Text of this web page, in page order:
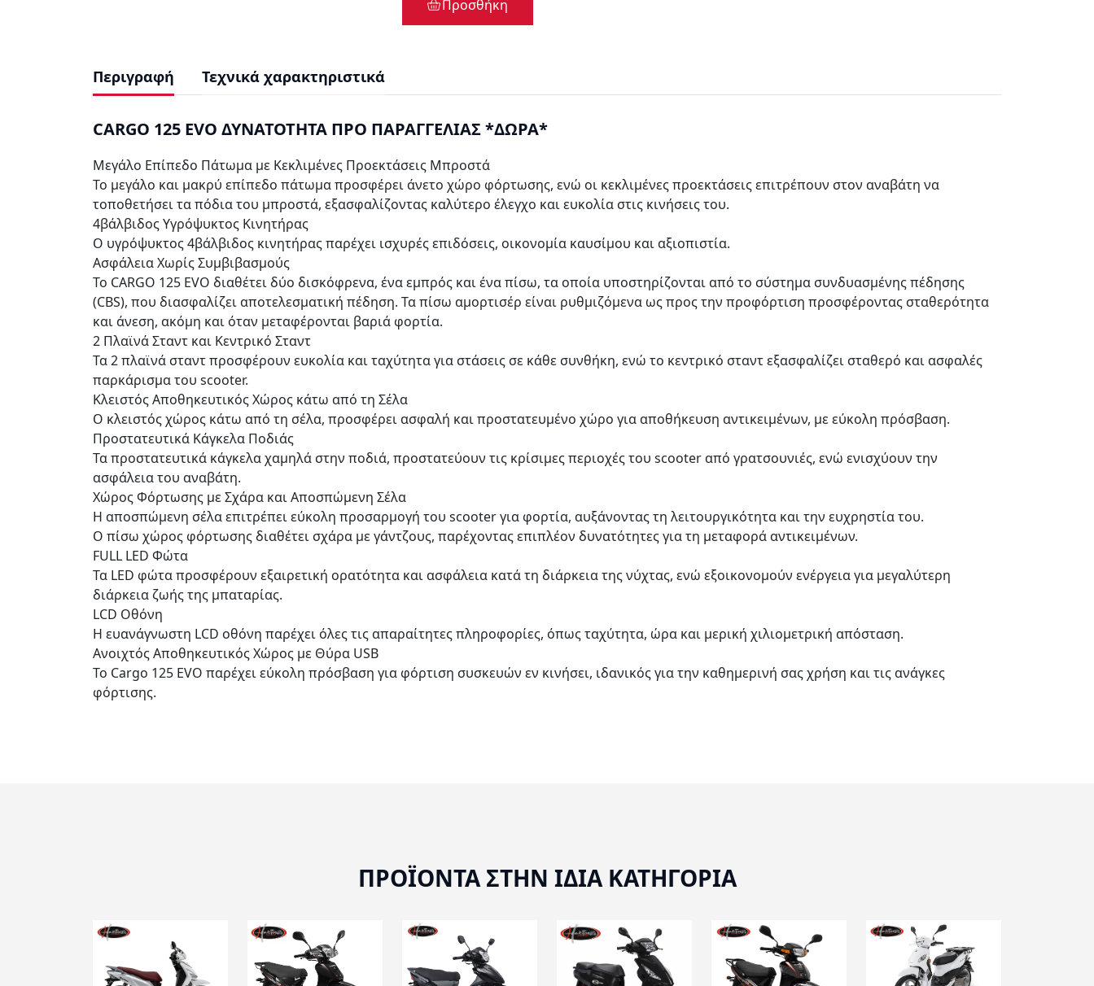
Προσθήκη
Περιγραφή Τεχνικά χαρακτηριστικά
CARGO 125 EVO ΔΥΝΑΤΟΤΗΤΑ ΠΡΟ ΠΑΡΑΓΓΕΛΙΑΣ *ΔΩΡΑ*
Μεγάλο Επίπεδο Πάτωμα με Κεκλιμένες Προεκτάσεις Μπροστά
Το μεγάλο και μακρύ επίπεδο πάτωμα προσφέρει άνετο χώρο φόρτωσης, ενώ οι κεκλιμένες προεκτάσεις επιτρέπουν στον αναβάτη να
τοποθετήσει τα πόδια του μπροστά, εξασφαλίζοντας καλύτερο έλεγχο και ευκολία στις κινήσεις του.
4βάλβιδος Υγρόψυκτος Κινητήρας
Ο υγρόψυκτος 4βάλβιδος κινητήρας παρέχει ισχυρές επιδόσεις, οικονομία καυσίμου και αξιοπιστία.
Ασφάλεια Χωρίς Συμβιβασμούς
Το CARGO 125 EVO διαθέτει δύο δισκόφρενα, ένα εμπρός και ένα πίσω, τα οποία υποστηρίζονται από το σύστημα συνδυασμένης πέδησης
(CBS), που διασφαλίζει αποτελεσματική πέδηση. Τα πίσω αμορτισέρ είναι ρυθμιζόμενα ως προς την προφόρτιση προσφέροντας σταθερότητα
και άνεση, ακόμη και όταν μεταφέρονται βαριά φορτία.
2 Πλαϊνά Σταντ και Κεντρικό Σταντ
Τα 2 πλαϊνά σταντ προσφέρουν ευκολία και ταχύτητα για στάσεις σε κάθε συνθήκη, ενώ το κεντρικό σταντ εξασφαλίζει σταθερό και ασφαλές
παρκάρισμα του scooter.
Κλειστός Αποθηκευτικός Χώρος κάτω από τη Σέλα
Ο κλειστός χώρος κάτω από τη σέλα, προσφέρει ασφαλή και προστατευμένο χώρο για αποθήκευση αντικειμένων, με εύκολη πρόσβαση.
Προστατευτικά Κάγκελα Ποδιάς
Τα προστατευτικά κάγκελα χαμηλά στην ποδιά, προστατεύουν τις κρίσιμες περιοχές του scooter από γρατσουνιές, ενώ ενισχύουν την
ασφάλεια του αναβάτη.
Χώρος Φόρτωσης με Σχάρα και Αποσπώμενη Σέλα
Η αποσπώμενη σέλα επιτρέπει εύκολη προσαρμογή του scooter για φορτία, αυξάνοντας τη λειτουργικότητα και την ευχρηστία του.
Ο πίσω χώρος φόρτωσης διαθέτει σχάρα με γάντζους, παρέχοντας επιπλέον δυνατότητες για τη μεταφορά αντικειμένων.
FULL LED Φώτα
Τα LED φώτα προσφέρουν εξαιρετική ορατότητα και ασφάλεια κατά τη διάρκεια της νύχτας, ενώ εξοικονομούν ενέργεια για μεγαλύτερη
διάρκεια ζωής της μπαταρίας.
LCD Οθόνη
Η ευανάγνωστη LCD οθόνη παρέχει όλες τις απαραίτητες πληροφορίες, όπως ταχύτητα, ώρα και μερική χιλιομετρική απόσταση.
Ανοιχτός Αποθηκευτικός Χώρος με Θύρα USB
Το Cargo 125 EVO παρέχει εύκολη πρόσβαση για φόρτιση συσκευών εν κινήσει, ιδανικός για την καθημερινή σας χρήση και τις ανάγκες
φόρτισης.
ΠΡΟΪΟΝΤΑ ΣΤΗΝ ΙΔΙΑ ΚΑΤΗΓΟΡΙΑ